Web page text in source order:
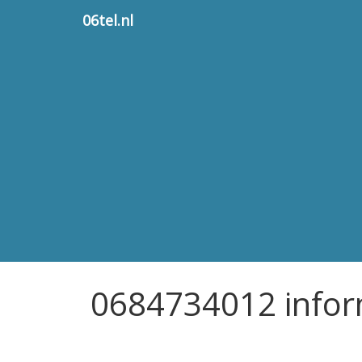
06tel.nl
0684734012